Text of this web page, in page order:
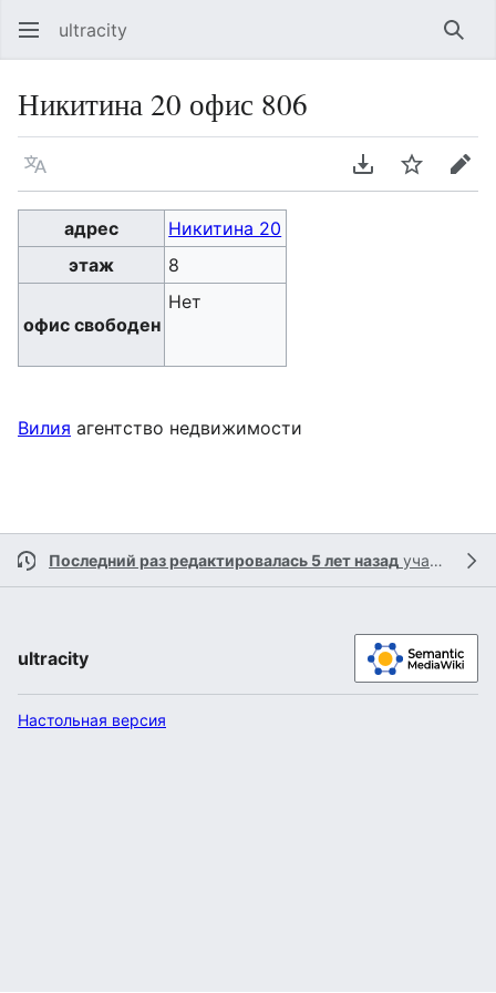
ultracity
Никитина 20 офис 806
Язык Скачать PDF
Следить
адрес
Никитина 20
этаж
8
офис свободен
Нет
Вилия агентство недвижимости
Последний раз редактировалась 5 лет назад участником
ultracity
Настольная версия